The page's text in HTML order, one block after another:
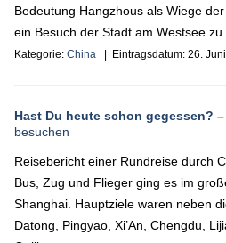
Bedeutung Hangzhous als Wiege
ein Besuch der Stadt am Westsee zu
Kategorie: China | Eintragsdatum: 26.
Hast Du heute schon gegessen?
besuchen
Reisebericht einer Rundreise durch
Bus, Zug und Flieger ging es im
Shanghai. Hauptziele waren neben
Datong, Pingyao, Xi’An, Chengdu,